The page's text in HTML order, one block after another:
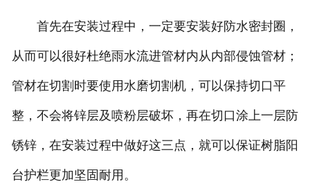
首先在安装过程中，一定要安装好防水密封圈，
从而可以很好杜绝雨水流进管材内从内部侵蚀管材；
管材在切割时要使用水磨切割机，可以保持切口平
整，不会将锌层及喷粉层破坏，再在切口涂上一层防
锈锌，在安装过程中做好这三点，就可以保证树脂阳
台护栏更加坚固耐用。